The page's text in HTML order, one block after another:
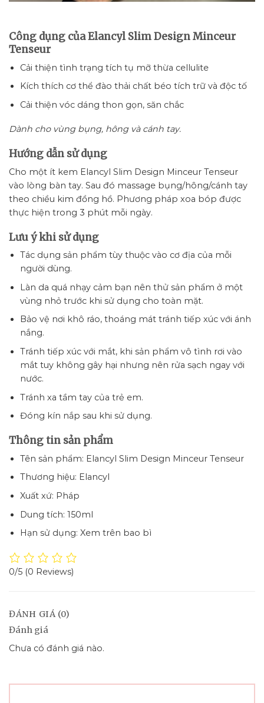
Công dụng của Elancyl Slim Design Minceur
Tenseur
Cải thiện tình trạng tích tụ mỡ thừa cellulite
Kích thích cơ thể đào thải chất béo tích trữ và độc tố
Cải thiện vóc dáng thon gọn, săn chắc
Dành cho vùng bụng, hông và cánh tay.
Hướng dẫn sử dụng
Cho một ít kem Elancyl Slim Design Minceur Tenseur
vào lòng bàn tay. Sau đó massage bụng/hông/cánh tay
theo chiều kim đồng hồ. Phương pháp xoa bóp được
thực hiện trong 3 phút mỗi ngày.
Lưu ý khi sử dụng
Tác dụng sản phẩm tùy thuộc vào cơ địa của mỗi
người dùng.
Làn da quá nhạy cảm bạn nên thử sản phẩm ở một
vùng nhỏ trước khi sử dụng cho toàn mặt.
Bảo vệ nơi khô ráo, thoáng mát tránh tiếp xúc với ánh
nắng.
Tránh tiếp xúc với mắt, khi sản phẩm vô tình rơi vào
mắt tuy không gây hại nhưng nên rửa sạch ngay với
nước.
Tránh xa tầm tay của trẻ em.
Đóng kín nắp sau khi sử dụng.
Thông tin sản phẩm
Tên sản phẩm: Elancyl Slim Design Minceur Tenseur
Thương hiệu: Elancyl
Xuất xứ: Pháp
Dung tích: 150ml
Hạn sử dụng: Xem trên bao bì
0/5 (0 Reviews)
ĐÁNH GIÁ (0)
Đánh giá
Chưa có đánh giá nào.